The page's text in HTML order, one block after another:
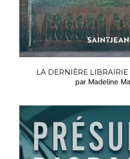
LA DERNIÈRE
par Madeline